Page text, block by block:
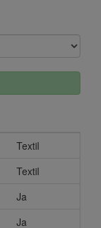
Textil
Textil
Ja
Ja